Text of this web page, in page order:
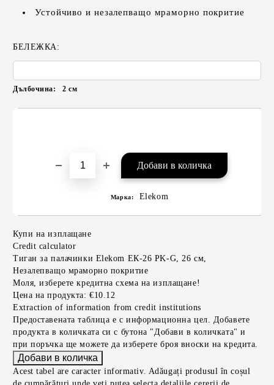
Устойчиво и незалепващо мраморно покритие
БЕЛЕЖКА:
Дълбочина: 2см
Марка: Elekom
Купи на изплащане
Credit calculator
Тиган за палачинки Elekom ЕК-26 PK-G, 26 см,
Незалепващо мраморно покритие
Моля, изберете кредитна схема на изплащане!
Цена на продукта: €10.12
Extraction of information from credit institutions
Предоставената таблица е с информационна цел. Добавете
продукта в количката си с бутона "Добави в количката" и
при поръчка ще можете да изберете броя вноски на кредита.
Acest tabel are caracter informativ. Adăugați produsul în coșul